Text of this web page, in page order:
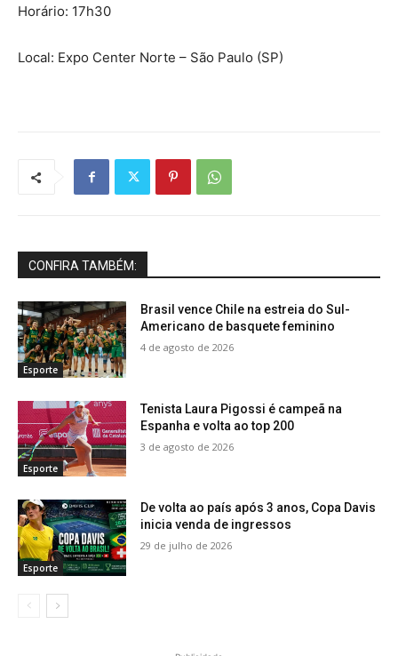
Horário: 17h30
Local: Expo Center Norte – São Paulo (SP)
CONFIRA TAMBÉM:
Esporte
Brasil vence Chile na estreia do Sul-
Americano de basquete feminino
4 de agosto de 2026
Esporte
Tenista Laura Pigossi é campeã na
Espanha e volta ao top 200
3 de agosto de 2026
Esporte
De volta ao país após 3 anos, Copa Davis
inicia venda de ingressos
29 de julho de 2026